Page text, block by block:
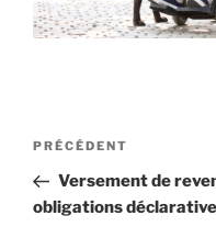
Navigation
l’article
Article
précédent
PRÉCÉDENT
Versement de
obligations